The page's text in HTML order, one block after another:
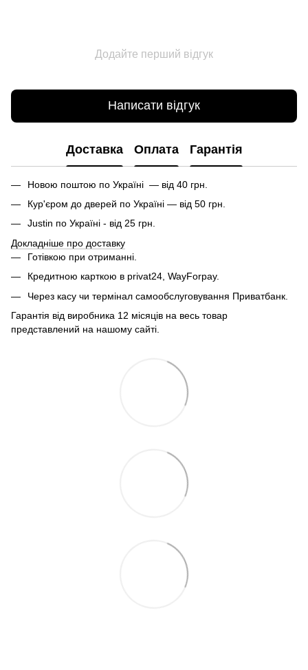
Додайте перший відгук
Написати відгук
Доставка Оплата Гарантія
Новою поштою по Україні — від 40 грн.
Кур'єром до дверей по Україні — від 50 грн.
Justin по Україні - від 25 грн.
Докладніше про доставку
Готівкою при отриманні.
Кредитною карткою в privat24, WayForpay.
Через касу чи термінал самообслуговування Приватбанк.
Гарантія від виробника 12 місяців на весь товар
представлений на нашому сайті.